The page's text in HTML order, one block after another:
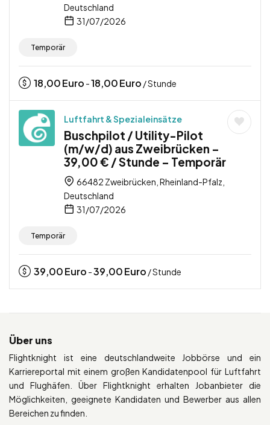
Deutschland
31/07/2026
Temporär
18,00Euro -18,00Euro / Stunde
Luftfahrt & Spezialeinsätze
Buschpilot / Utility-Pilot
(m/w/d) aus Zweibrücken –
39,00 € / Stunde – Temporär
66482 Zweibrücken, Rheinland-Pfalz,
Deutschland
31/07/2026
Temporär
39,00Euro -39,00Euro / Stunde
Über uns
Flightknight ist eine deutschlandweite Jobbörse und ein
Karriereportal mit einem großen Kandidatenpool für Luftfahrt
und Flughäfen. Über Flightknight erhalten Jobanbieter die
Möglichkeiten, geeignete Kandidaten und Bewerber aus allen
Bereichen zu finden.